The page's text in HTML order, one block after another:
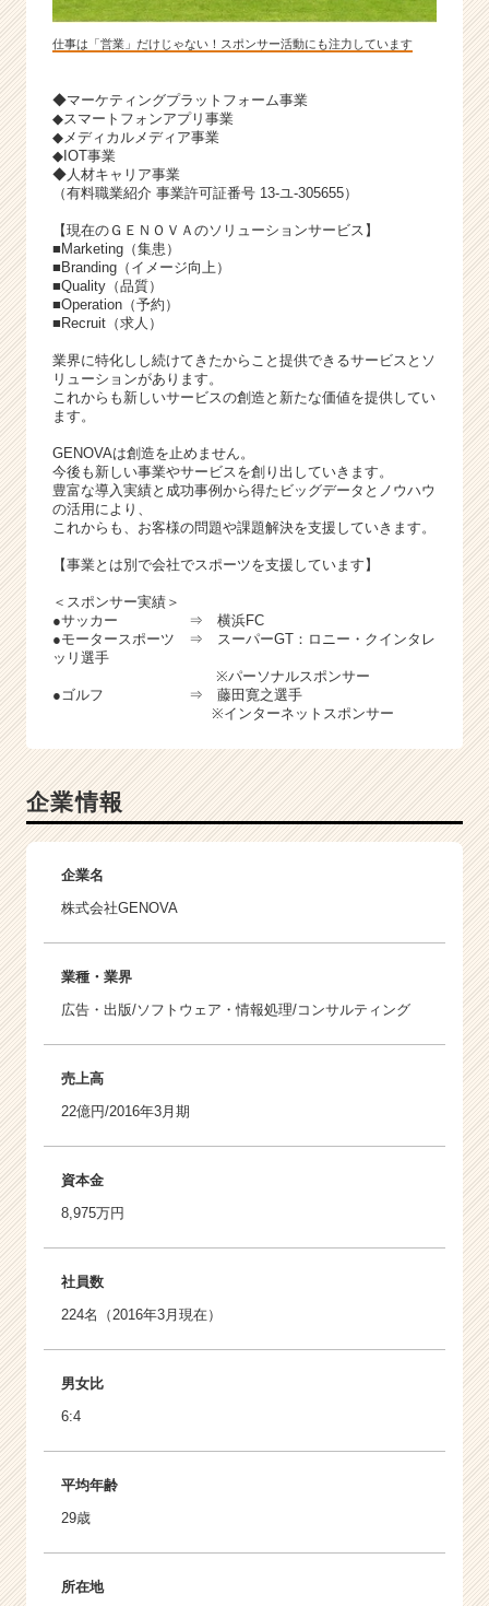
仕事は「営業」だけじゃない！スポンサー活動にも注力しています
◆マーケティングプラットフォーム事業
◆スマートフォンアプリ事業
◆メディカルメディア事業
◆IOT事業
◆人材キャリア事業
（有料職業紹介 事業許可証番号 13-ユ-305655）
【現在のＧＥＮＯＶＡのソリューションサービス】
■Marketing（集患）
■Branding（イメージ向上）
■Quality（品質）
■Operation（予約）
■Recruit（求人）
業界に特化しし続けてきたからこと提供できるサービスとソ
リューションがあります。
これからも新しいサービスの創造と新たな価値を提供してい
ます。
GENOVAは創造を止めません。
今後も新しい事業やサービスを創り出していきます。
豊富な導入実績と成功事例から得たビッグデータとノウハウ
の活用により、
これからも、お客様の問題や課題解決を支援していきます。
【事業とは別で会社でスポーツを支援しています】
＜スポンサー実績＞
●サッカー ⇒ 横浜FC
●モータースポーツ ⇒ スーパーGT：ロニー・クインタレ
ッリ選手
※パーソナルスポンサー
●ゴルフ ⇒ 藤田寛之選手
※インターネットスポンサー
企業情報
企業名
株式会社GENOVA
業種・業界
広告・出版/ソフトウェア・情報処理/コンサルティング
売上高
22億円/2016年3月期
資本金
8,975万円
社員数
224名（2016年3月現在）
男女比
6:4
平均年齢
29歳
所在地